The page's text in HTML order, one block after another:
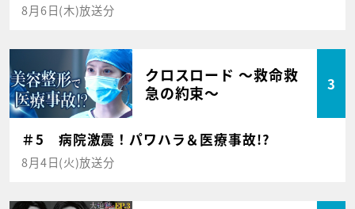
8月6日(木)放送分
クロスロード ～救命救
急の約束～
3
＃5 病院激震！パワハラ＆医療事故!?
8月4日(火)放送分